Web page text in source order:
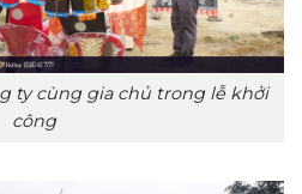
ty cùng gia chủ trong lễ khởi
công